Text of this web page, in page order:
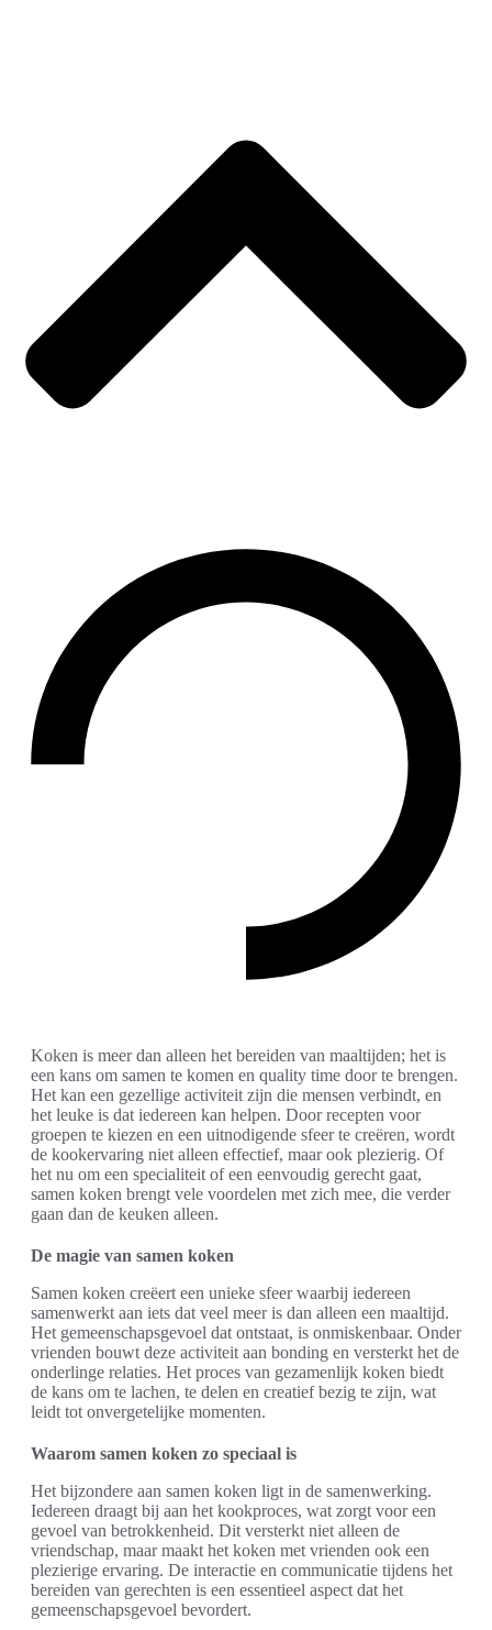
Koken is meer dan alleen het bereiden van maaltijden; het is
een kans om samen te komen en quality time door te brengen.
Het kan een gezellige activiteit zijn die mensen verbindt, en
het leuke is dat iedereen kan helpen. Door recepten voor
groepen te kiezen en een uitnodigende sfeer te creëren, wordt
de kookervaring niet alleen effectief, maar ook plezierig. Of
het nu om een specialiteit of een eenvoudig gerecht gaat,
samen koken brengt vele voordelen met zich mee, die verder
gaan dan de keuken alleen.
De magie van samen koken
Samen koken creëert een unieke sfeer waarbij iedereen
samenwerkt aan iets dat veel meer is dan alleen een maaltijd.
Het gemeenschapsgevoel dat ontstaat, is onmiskenbaar. Onder
vrienden bouwt deze activiteit aan bonding en versterkt het de
onderlinge relaties. Het proces van gezamenlijk koken biedt
de kans om te lachen, te delen en creatief bezig te zijn, wat
leidt tot onvergetelijke momenten.
Waarom samen koken zo speciaal is
Het bijzondere aan samen koken ligt in de samenwerking.
Iedereen draagt bij aan het kookproces, wat zorgt voor een
gevoel van betrokkenheid. Dit versterkt niet alleen de
vriendschap, maar maakt het koken met vrienden ook een
plezierige ervaring. De interactie en communicatie tijdens het
bereiden van gerechten is een essentieel aspect dat het
gemeenschapsgevoel bevordert.